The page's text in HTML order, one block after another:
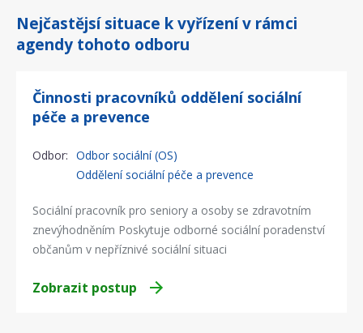
Nejčastějsí situace k vyřízení v rámci
agendy tohoto odboru
Činnosti pracovníků oddělení sociální
péče a prevence
Odbor: Odbor sociální (OS)
Oddělení sociální péče a prevence
Sociální pracovník pro seniory a osoby se zdravotním
znevýhodněním Poskytuje odborné sociální poradenství
občanům v nepříznivé sociální situaci
Zobrazit postup